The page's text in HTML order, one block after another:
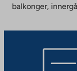
balkonger,